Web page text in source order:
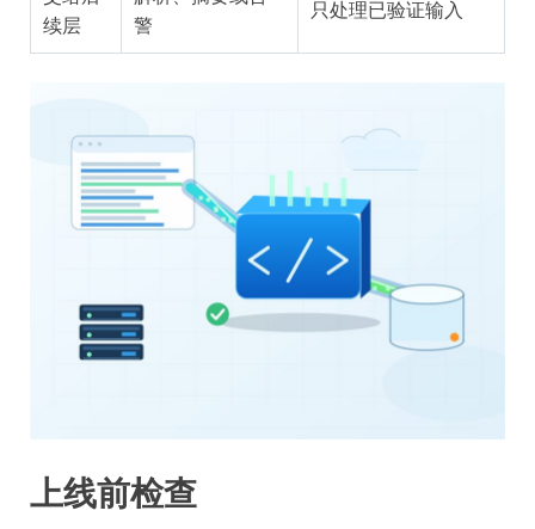
续层
警
只处理已验证输入
上线前检查